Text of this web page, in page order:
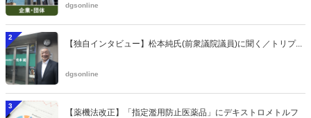
dgsonline
2
【独自インタビュー】松本純氏(前衆議院議員)に聞く／トリプ...
dgsonline
3
【薬機法改正】「指定濫用防止医薬品」にデキストロメトルフ